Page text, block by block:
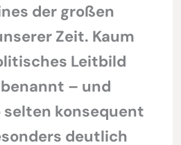
der großen
Zeit. Kaum
Leitbild
– und
konsequent
deutlich